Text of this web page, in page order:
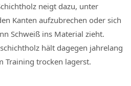
neigt dazu, unter
Kanten aufzubrechen oder sich
Schweiß ins Material zieht.
hält dagegen jahrelang
Training trocken lagerst.